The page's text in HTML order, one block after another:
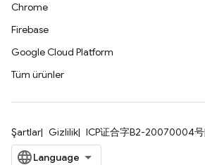
Chrome
Firebase
Google Cloud Platform
Tüm ürünler
Şartlar Gizlilik ICP证合字B2-20070004号